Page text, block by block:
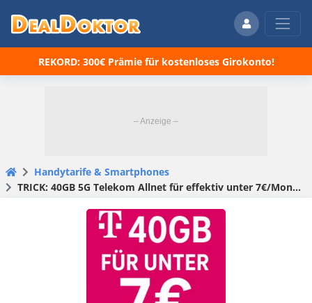
REKORD: 300€ Prämie für kostenloses Girokonto!
Handytarife & Smartphones
TRICK: 40GB 5G Telekom Allnet für effektiv unter 7€/Monat 😲 on top noch Xiaomi Smart Tower Fan 2 dazu